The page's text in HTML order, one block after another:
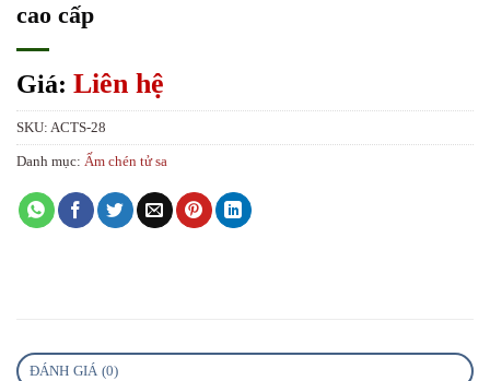
cao cấp
Giá: Liên hệ
SKU: ACTS-28
Danh mục: Ấm chén tử sa
ĐÁNH GIÁ (0)